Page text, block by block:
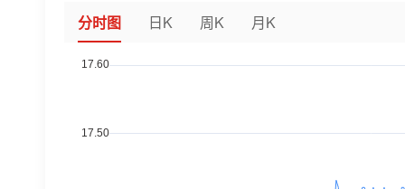
分时图 日K 周K 月K